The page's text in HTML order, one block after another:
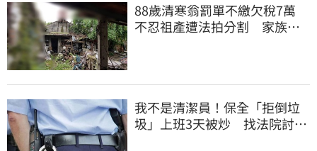
88歲清寒翁罰單不繳欠稅7萬
不忍祖產遭法拍分割 家族按
我不是清潔員！保全「拒倒垃
圾」上班3天被炒 找法院討公